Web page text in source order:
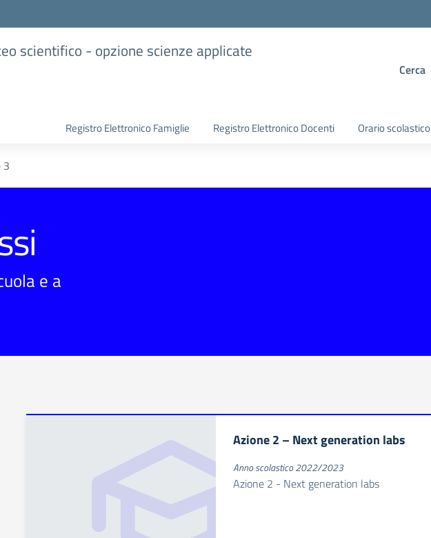
scientifico - opzione scienze applicate
Cerca
Registro Elettronico Famiglie Registro Elettronico Docenti Orario scolastico
3
e a
Azione 2 – Next generation labs
Anno scolastico 2022/2023
Azione 2 - Next generation labs